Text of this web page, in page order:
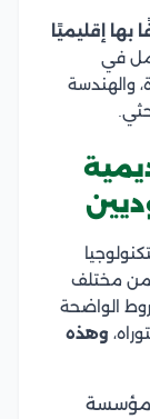
بها إقليميًا
في
والهندسة
من مختلف
الواضحة
وهذه
مؤسسة